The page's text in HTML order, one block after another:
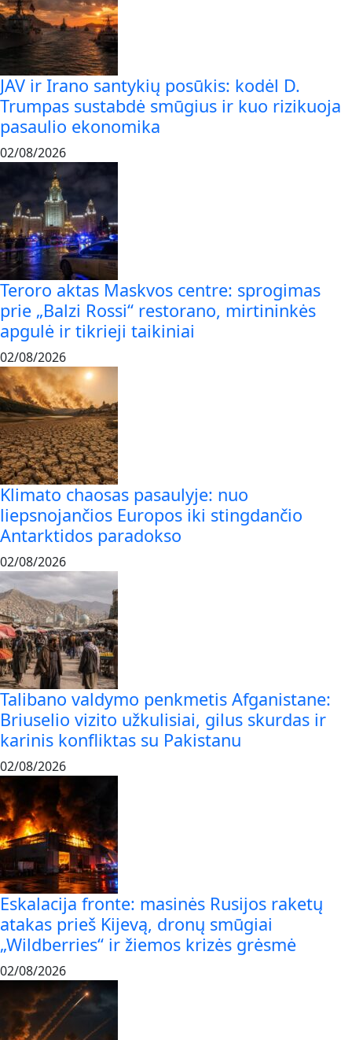
JAV ir Irano santykių posūkis: kodėl D.
Trumpas sustabdė smūgius ir kuo rizikuoja
pasaulio ekonomika
02/08/2026
Teroro aktas Maskvos centre: sprogimas
prie „Balzi Rossi“ restorano, mirtininkės
apgulė ir tikrieji taikiniai
02/08/2026
Klimato chaosas pasaulyje: nuo
liepsnojančios Europos iki stingdančio
Antarktidos paradokso
02/08/2026
Talibano valdymo penkmetis Afganistane:
Briuselio vizito užkulisiai, gilus skurdas ir
karinis konfliktas su Pakistanu
02/08/2026
Eskalacija fronte: masinės Rusijos raketų
atakas prieš Kijevą, dronų smūgiai
„Wildberries“ ir žiemos krizės grėsmė
02/08/2026